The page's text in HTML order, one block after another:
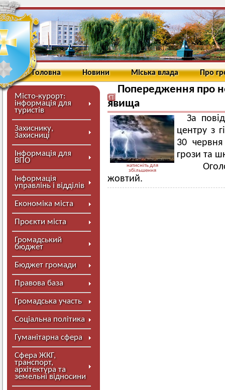
Головна Новини Міська влада Про
Місто-курорт:
інформація для
туристів
Захиснику,
Захисниці
Інформація для
ВПО
Інформація
управлінь і відділів
Економіка міста
Проєкти міста
Громадський
бюджет
Бюджет громади
Правова база
Громадська участь
Соціальна політика
Гуманітарна сфера
Сфера ЖКГ,
транспорт,
архітектура та
земельні відносини
Попередження про
явища
натисніть для
збільшення
За
центру з
30 червня
грози та
жовтий.